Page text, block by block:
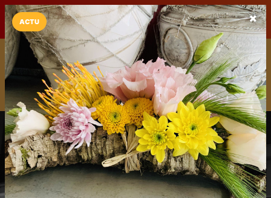
LaCarte LaCarte sur
Play Store
Installez l'App LaCarte
Téléchargez gratuitement l'app LaCarte pour suivre vos
commerces favoris et ne rien rater !
Télécharger Plus tard
ACTU